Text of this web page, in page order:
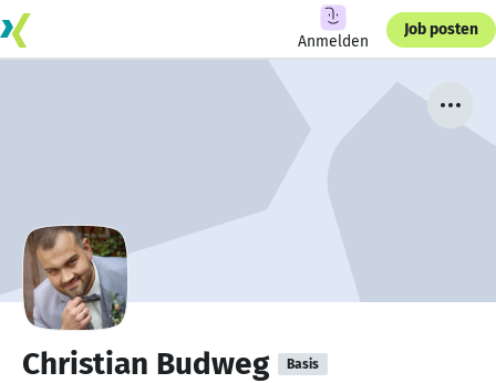
Anmelden
Job posten
Christian Budweg Basis